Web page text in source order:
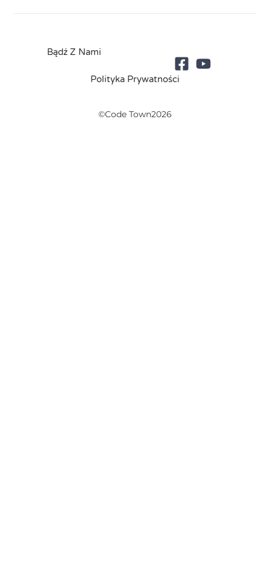
Bądź Z Nami
Polityka Prywatności
©Code Town2026